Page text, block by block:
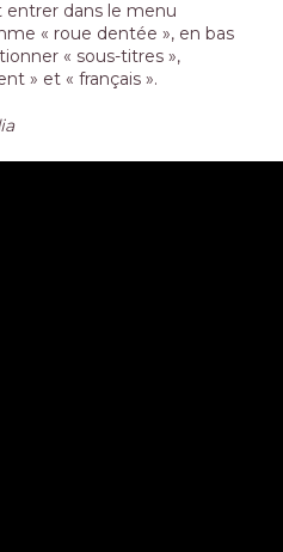
entrer dans le menu
« roue dentée », en bas
« sous-titres »,
» et « français ».